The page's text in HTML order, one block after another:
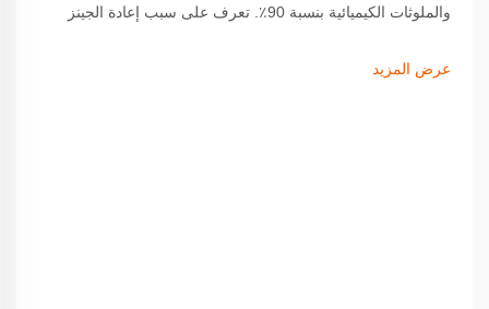
والملوثات الكيميائية بنسبة 90٪. تعرف على سبب إعادة الجينز
عرض المزيد